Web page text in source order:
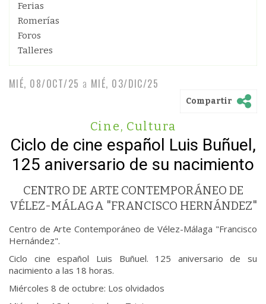
Ferias
Romerías
Foros
Talleres
MIÉ, 08/OCT/25 a MIÉ, 03/DIC/25
Compartir
Cine, Cultura
Ciclo de cine español Luis Buñuel,
125 aniversario de su nacimiento
CENTRO DE ARTE CONTEMPORÁNEO DE
VÉLEZ-MÁLAGA "FRANCISCO HERNÁNDEZ"
Centro de Arte Contemporáneo de Vélez-Málaga "Francisco
Hernández".
Ciclo cine español Luis Buñuel. 125 aniversario de su
nacimiento a las 18 horas.
Miércoles 8 de octubre: Los olvidados